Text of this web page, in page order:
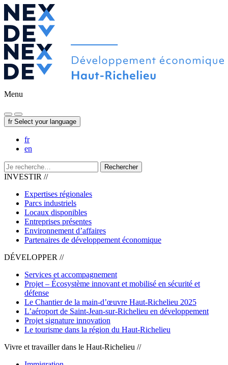
Menu
fr Select your language
fr
en
Rechercher
INVESTIR //
Expertises régionales
Parcs industriels
Locaux disponibles
Entreprises présentes
Environnement d’affaires
Partenaires de développement économique
DÉVELOPPER //
Services et accompagnement
Projet – Écosystème innovant et mobilisé en sécurité et
défense
Le Chantier de la main-d’œuvre Haut-Richelieu 2025
L’aéroport de Saint-Jean-sur-Richelieu en développement
Projet signature innovation
Le tourisme dans la région du Haut-Richelieu
Vivre et travailler dans le Haut-Richelieu //